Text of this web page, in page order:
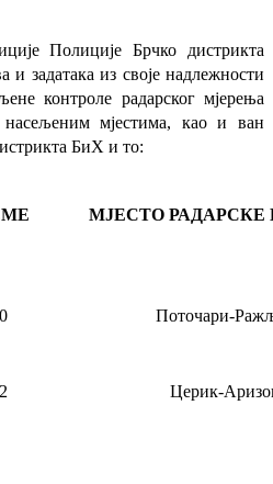
Полиције Брчко дистрикта
задатака из своје надлежности
контроле радарског мјерења
мјестима, као и ван
БиХ и то:
МЈЕСТО РАДАРСКЕ
Поточари-
Церик-